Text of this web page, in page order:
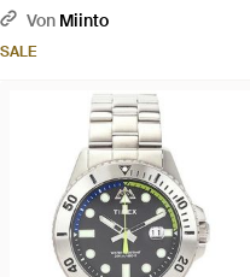
Schwarz
Von Miinto
SALE